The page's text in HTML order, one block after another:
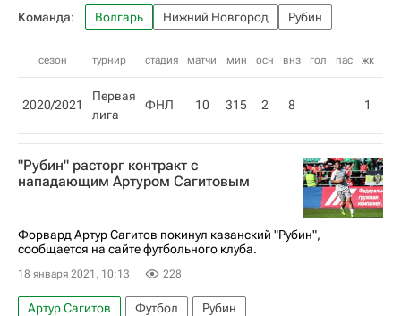
Команда: Волгарь Нижний Новгород Рубин
сезон турнир стадия матчи мин осн внз гол пас жк
2020/2021
Первая
лига
ФНЛ 10 315 2 8 1
"Рубин" расторг контракт с
нападающим Артуром Сагитовым
Форвард Артур Сагитов покинул казанский "Рубин",
сообщается на сайте футбольного клуба.
18 января 2021, 10:13 228
Артур Сагитов Футбол Рубин